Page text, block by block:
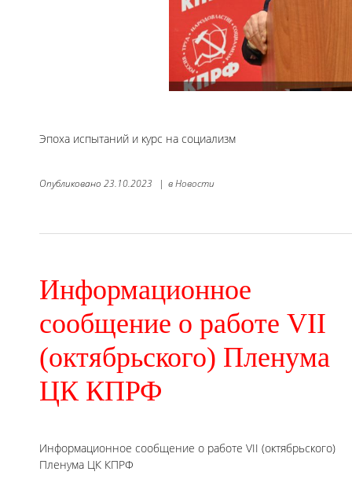
Эпоха испытаний и курс на социализм
Опубликовано 23.10.2023 | вНовости
Информационное
сообщение о работе VII
(октябрьского) Пленума
ЦК КПРФ
Информационное сообщение о работе VII (октябрьского)
Пленума ЦК КПРФ